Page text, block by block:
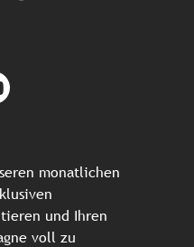
monatlichen
und Ihren
voll zu